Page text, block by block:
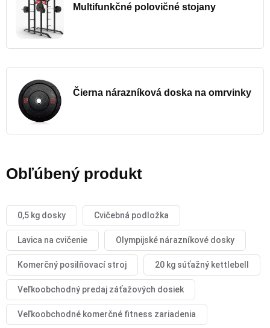
Multifunkčné polovičné stojany
Čierna nárazníková doska na omrvinky
Obľúbený produkt
0,5 kg dosky Cvičebná podložka
Lavica na cvičenie Olympijské nárazníkové dosky
Komerčný posilňovací stroj 20 kg súťažný kettlebell
Veľkoobchodný predaj záťažových dosiek
Veľkoobchodné komerčné fitness zariadenia